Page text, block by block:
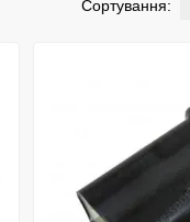
Сортування: